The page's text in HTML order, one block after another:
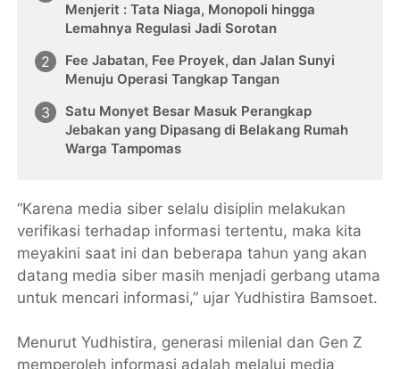
Menjerit : Tata Niaga, Monopoli hingga
Lemahnya Regulasi Jadi Sorotan
Fee Jabatan, Fee Proyek, dan Jalan Sunyi
Menuju Operasi Tangkap Tangan
Satu Monyet Besar Masuk Perangkap
Jebakan yang Dipasang di Belakang Rumah
Warga Tampomas
“Karena media siber selalu disiplin melakukan
verifikasi terhadap informasi tertentu, maka kita
meyakini saat ini dan beberapa tahun yang akan
datang media siber masih menjadi gerbang utama
untuk mencari informasi,” ujar Yudhistira Bamsoet.
Menurut Yudhistira, generasi milenial dan Gen Z
memperoleh informasi adalah melalui media